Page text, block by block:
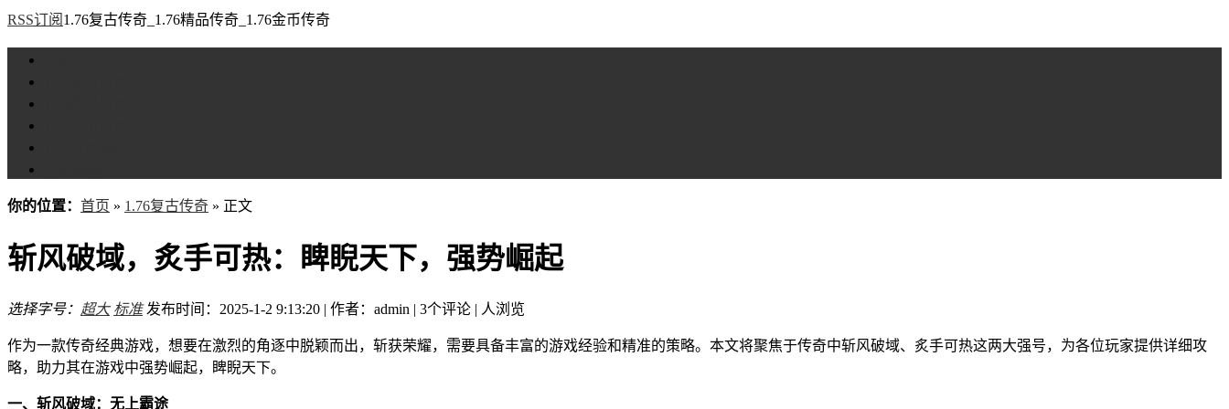
RSS订阅 1.76复古传奇_1.76精品传奇_1.76金币传奇
你的位置： 首页 » 1.76复古传奇 » 正文
斩风破域，炙手可热：睥睨天下，强势崛起
选择字号： 超大 标准 发布时间：2025-1-2 9:13:20 | 作者：admin | 3个评论 | 人浏览
作为一款传奇经典游戏，想要在激烈的角逐中脱颖而出，斩获荣耀，需要具备丰富的游戏经验和精准的策略。本文将聚焦于传奇中斩风破域、炙手可热这两大强号，为各位玩家提供详细攻
略，助力其在游戏中强势崛起，睥睨天下。
一、斩风破域：无上霸途